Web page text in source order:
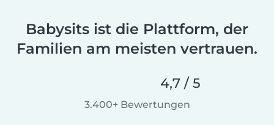
Babysits ist die Plattform, der
Familien am meisten vertrauen.
4,7 / 5
3.400+ Bewertungen